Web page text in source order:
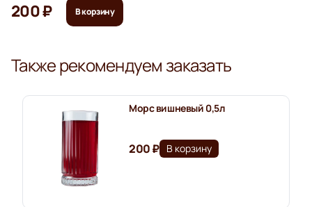
200 ₽ В корзину
Также рекомендуем заказать
Морс вишневый 0,5л
200 ₽ В корзину